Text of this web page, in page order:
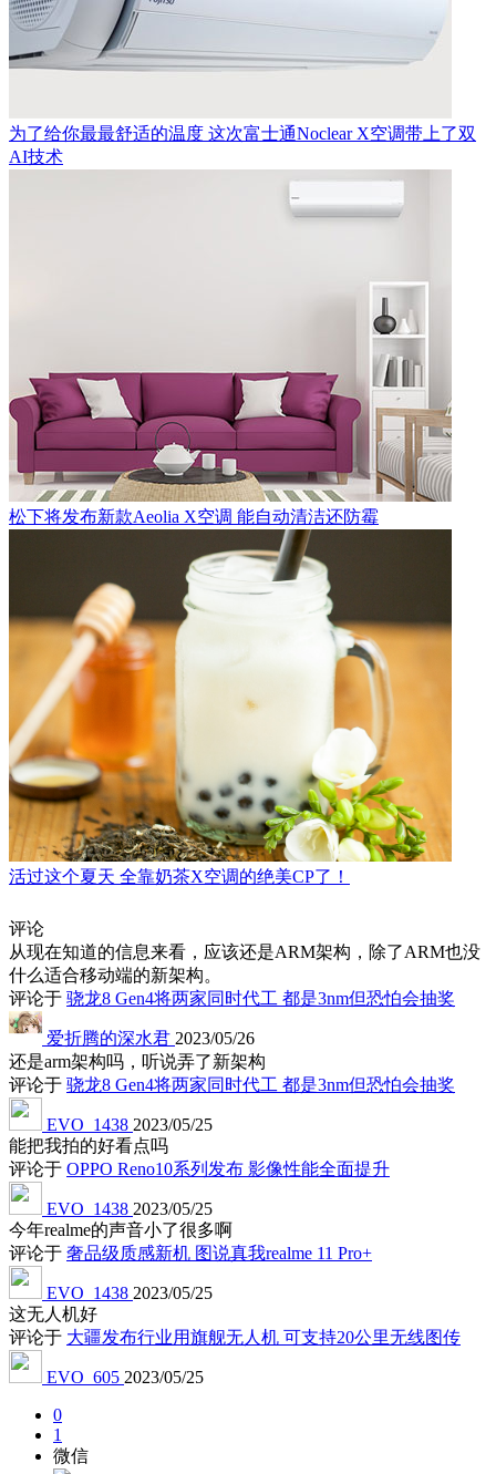
为了给你最最舒适的温度 这次富士通Noclear X空调带上了双
AI技术
松下将发布新款Aeolia X空调 能自动清洁还防霉
活过这个夏天 全靠奶茶X空调的绝美CP了！
评论
从现在知道的信息来看，应该还是ARM架构，除了ARM也没
什么适合移动端的新架构。
评论于 骁龙8 Gen4将两家同时代工 都是3nm但恐怕会抽奖
爱折腾的深水君 2023/05/26
还是arm架构吗，听说弄了新架构
评论于 骁龙8 Gen4将两家同时代工 都是3nm但恐怕会抽奖
EVO_1438 2023/05/25
能把我拍的好看点吗
评论于 OPPO Reno10系列发布 影像性能全面提升
EVO_1438 2023/05/25
今年realme的声音小了很多啊
评论于 奢品级质感新机 图说真我realme 11 Pro+
EVO_1438 2023/05/25
这无人机好
评论于 大疆发布行业用旗舰无人机 可支持20公里无线图传
EVO_605 2023/05/25
0
1
微信